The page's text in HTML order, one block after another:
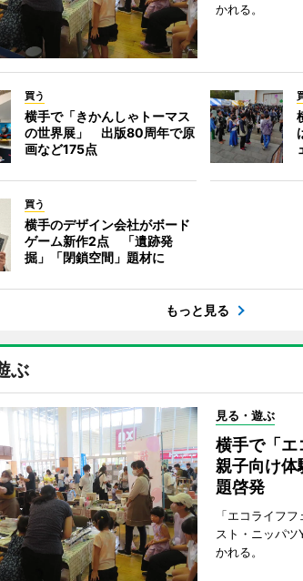
かれる。
買う
横手で「きかんしゃトーマス
の世界展」 出版80周年で原
画など175点
買う
横手のデザイン会社がボード
ゲーム新作2点 「遺跡発
掘」「閉鎖空間」題材に
もっと見る
ぶ
見る・遊ぶ
横手で「
親子向け体
題啓発
「エコライフ
スト・ニッパ
かれる。